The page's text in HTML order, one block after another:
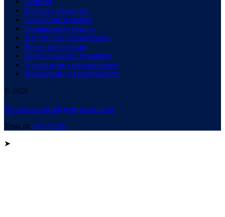
В сердце общества
Созидание и рынок
Финансовый компас
В пути: все о транспорте
Техно-революция
Рынок жилья в динамике
Здоровье под микроскопом
Инновации и возможности
© 2026
Политика конфиденциальности
Тема от WP Puzzle
➤